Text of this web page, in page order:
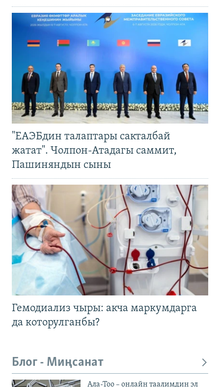
"ЕАЭБдин талаптары сакталбай
жатат". Чолпон-Атадагы саммит,
Пашиняндын сыны
Гемодиализ чыры: акча маркумдарга
да которулганбы?
Блог - Миңсанат
Ала-Тоо – онлайн таалимдин эл